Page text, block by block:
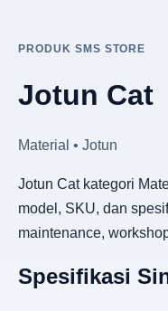
PRODUK SMS STORE
Jotun Cat
Material • Jotun
Jotun Cat kategori
model, SKU, dan
maintenance,
Spesifikasi